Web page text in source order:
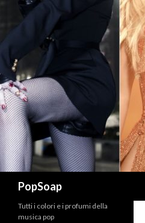
PopSoap
Tutti i colori e i profumi della
musica pop